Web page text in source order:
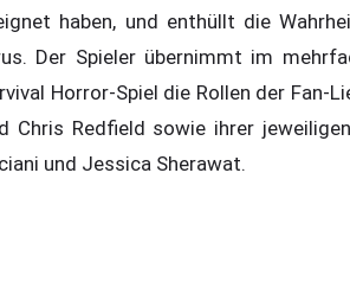
haben, und enthüllt die
Der Spieler übernimmt im
Horror-Spiel die Rollen der Fan-
Chris Redfield sowie ihrer
und Jessica Sherawat.